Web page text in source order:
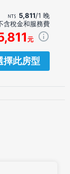
5,811/1 晚
含稅金和服務費
元
擇此房型